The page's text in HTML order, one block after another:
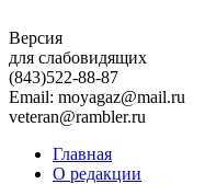
Версия
для слабовидящих
(843)522-88-87
Email: moyagaz@mail.ru
veteran@rambler.ru
Главная
О редакции